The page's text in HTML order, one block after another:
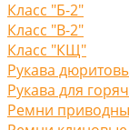
Класс "Б-2"
Класс "В-2"
Класс "КЩ"
Рукава
Рукава для
Ремни